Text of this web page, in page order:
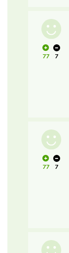
77 7
77 7